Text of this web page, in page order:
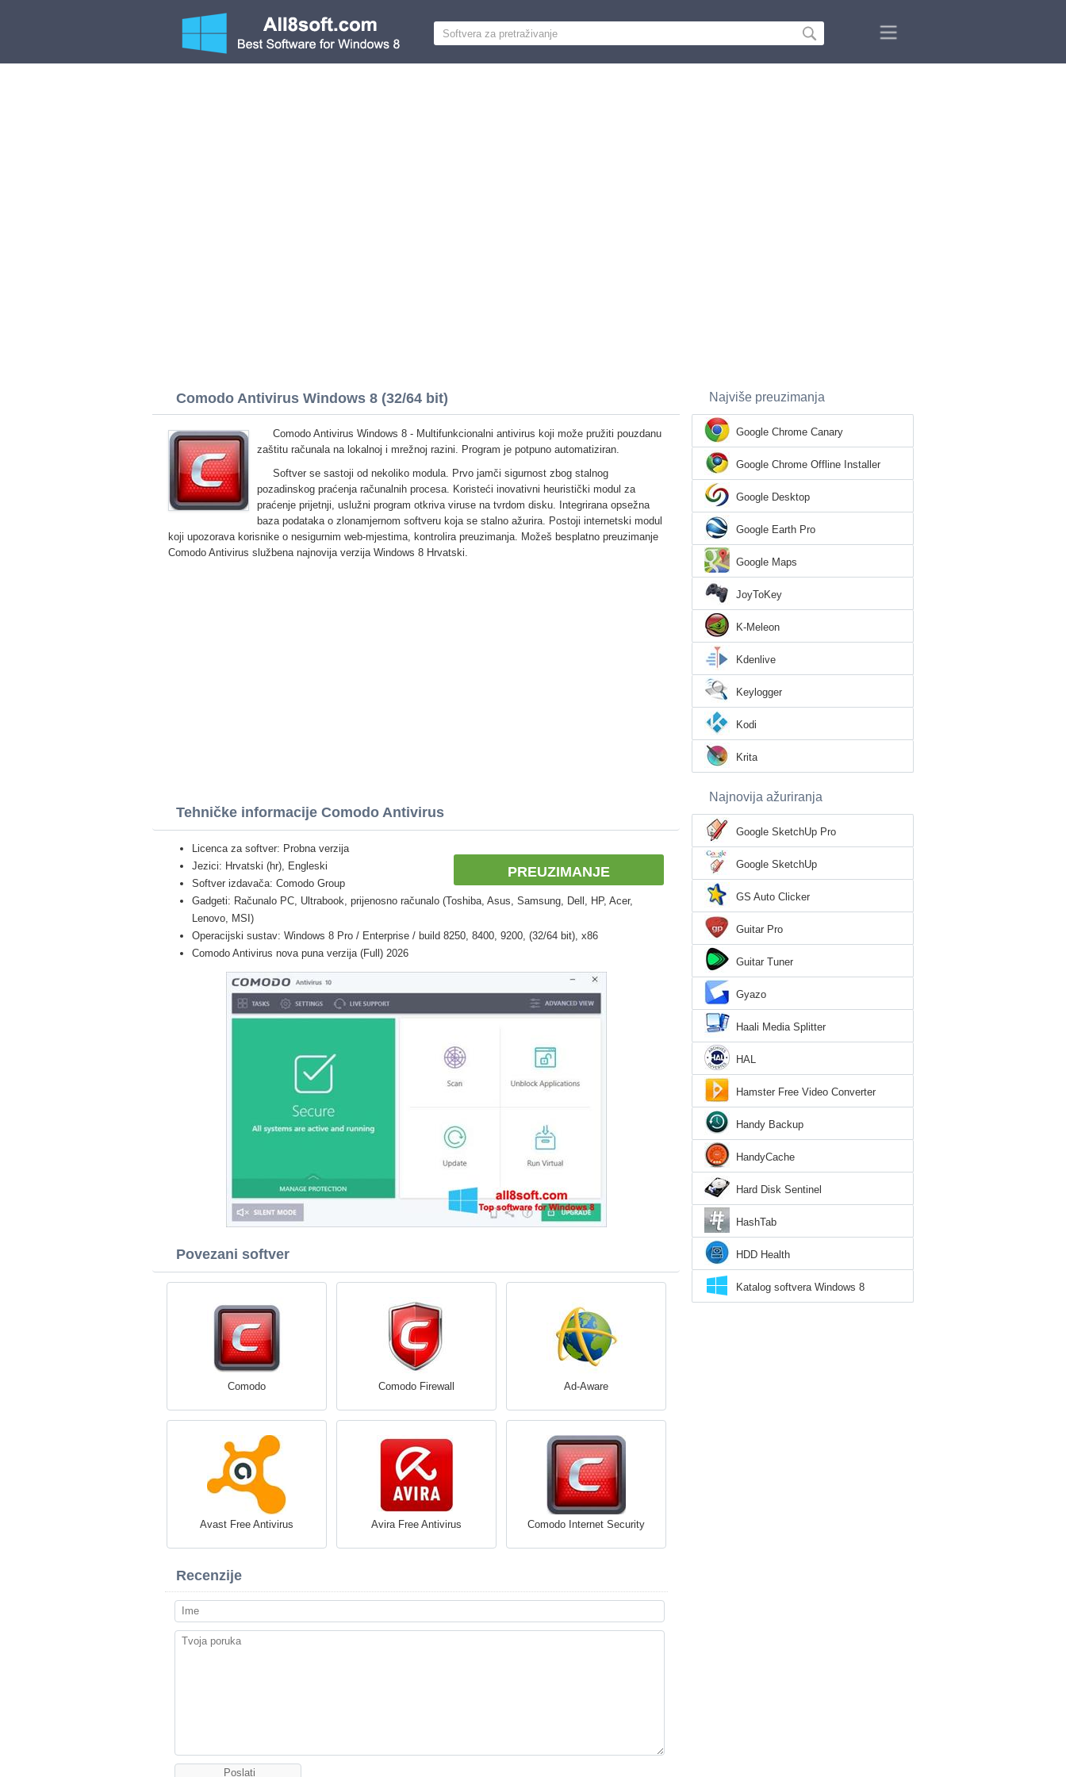
Comodo Antivirus Windows 8 (32/64 bit)
Comodo Antivirus Windows 8 - Multifunkcionalni antivirus koji može pružiti pouzdanu
zaštitu računala na lokalnoj i mrežnoj razini. Program je potpuno automatiziran.
Softver se sastoji od nekoliko modula. Prvo jamči sigurnost zbog stalnog
pozadinskog praćenja računalnih procesa. Koristeći inovativni heuristički modul za
praćenje prijetnji, uslužni program otkriva viruse na tvrdom disku. Integrirana opsežna
baza podataka o zlonamjernom softveru koja se stalno ažurira. Postoji internetski modul
koji upozorava korisnike o nesigurnim web-mjestima, kontrolira preuzimanja. Možeš besplatno preuzimanje
Comodo Antivirus službena najnovija verzija Windows 8 Hrvatski.
Tehničke informacije Comodo Antivirus
PREUZIMANJE
Licenca za softver: Probna verzija
Jezici: Hrvatski (hr), Engleski
Softver izdavača: Comodo Group
Gadgeti: Računalo PC, Ultrabook, prijenosno računalo (Toshiba, Asus, Samsung, Dell, HP, Acer,
Lenovo, MSI)
Operacijski sustav: Windows 8 Pro / Enterprise / build 8250, 8400, 9200, (32/64 bit), x86
Comodo Antivirus nova puna verzija (Full) 2026
Povezani softver
Comodo Comodo Firewall Ad-Aware
Avast Free Antivirus Avira Free Antivirus Comodo Internet Security
Recenzije
Najviše preuzimanja
Google Chrome Canary
Google Chrome Offline Installer
Google Desktop
Google Earth Pro
Google Maps
JoyToKey
K-Meleon
Kdenlive
Keylogger
Kodi
Krita
Najnovija ažuriranja
Google SketchUp Pro
Google SketchUp
GS Auto Clicker
Guitar Pro
Guitar Tuner
Gyazo
Haali Media Splitter
HAL
Hamster Free Video Converter
Handy Backup
HandyCache
Hard Disk Sentinel
HashTab
HDD Health
Katalog softvera Windows 8